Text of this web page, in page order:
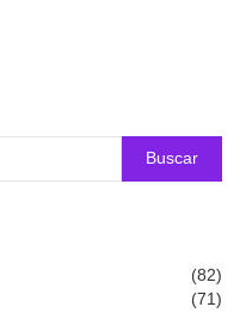
Buscar
(82)
(71)